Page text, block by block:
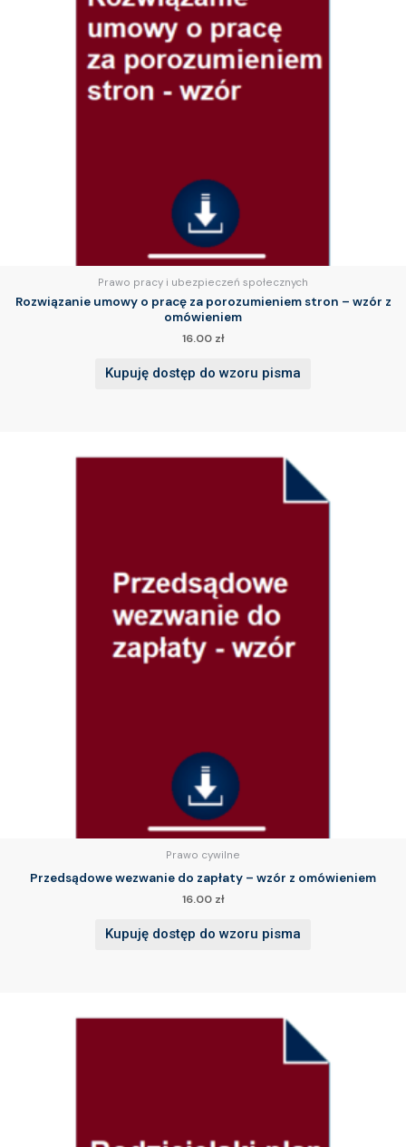
Prawo pracy i ubezpieczeń społecznych
Rozwiązanie umowy o pracę za porozumieniem stron – wzór z
omówieniem
16.00 zł
Kupuję dostęp do wzoru pisma
Prawo cywilne
Przedsądowe wezwanie do zapłaty – wzór z omówieniem
16.00 zł
Kupuję dostęp do wzoru pisma